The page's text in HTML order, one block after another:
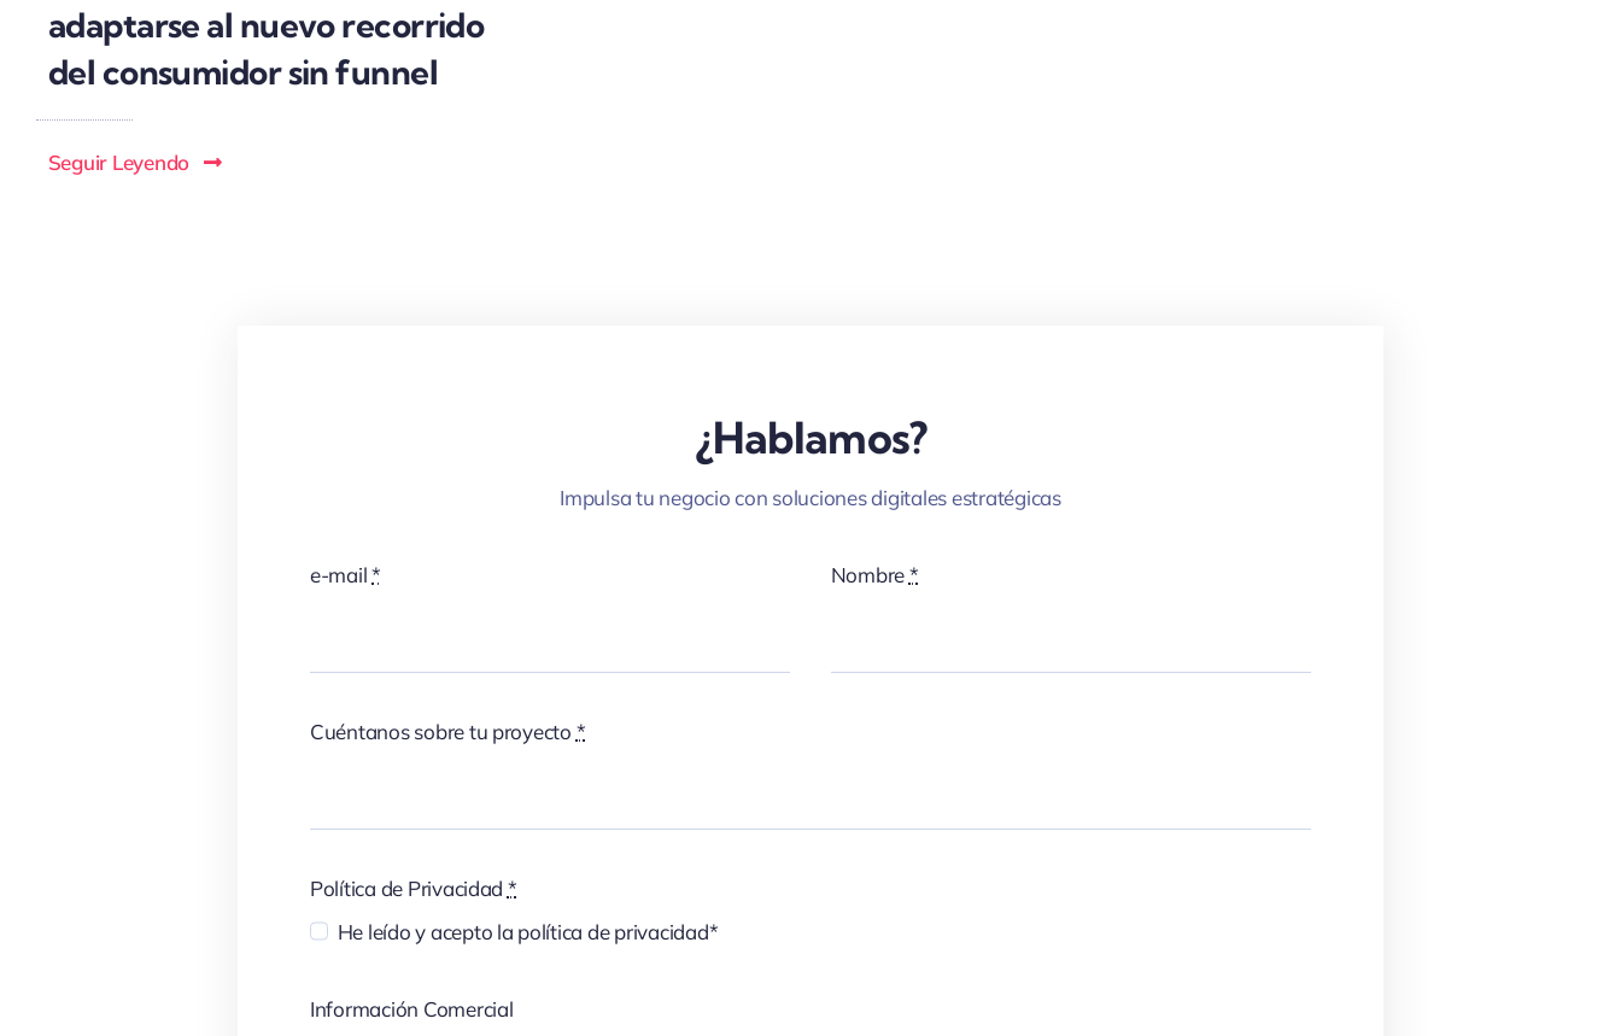
adaptarse al nuevo recorrido
del consumidor sin funnel
Seguir Leyendo
¿Hablamos?
Impulsa tu negocio con soluciones digitales estratégicas
e-mail* Nombre*
Cuéntanos sobre tu proyecto *
Política de Privacidad *
He leído y acepto la política de privacidad*
Información Comercial